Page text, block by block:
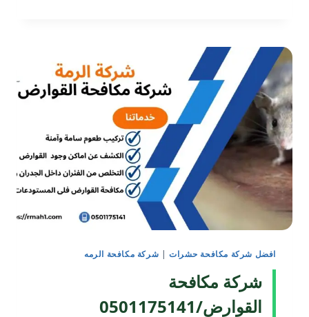
افضل شركة مكافحة حشرات | شركة مكافحة الرمه
شركة مكافحة
القوارض/0501175141